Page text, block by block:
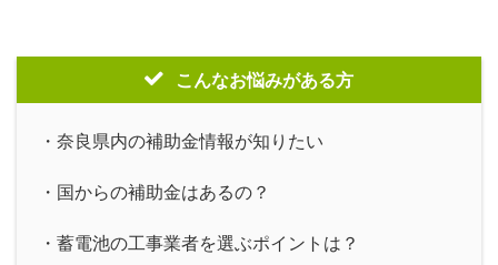
こんなお悩みがある方
・奈良県内の補助金情報が知りたい
・国からの補助金はあるの？
・蓄電池の工事業者を選ぶポイントは？